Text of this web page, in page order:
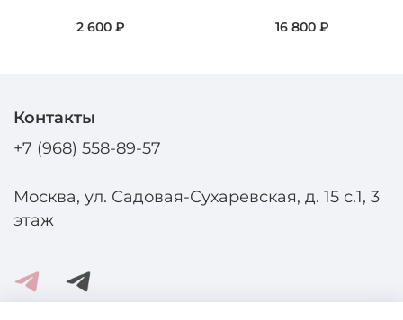
2 600 ₽ 16 800 ₽
Контакты
+7 (968) 558-89-57
Москва, ул. Садовая-Сухаревская, д. 15 с.1, 3
этаж